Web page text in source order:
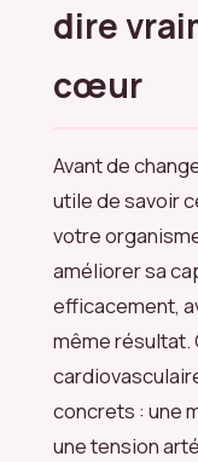
dire
cœur
Avant de
utile de savoir
votre
améliorer sa
efficacement,
même résultat.
concrets : une
une tension